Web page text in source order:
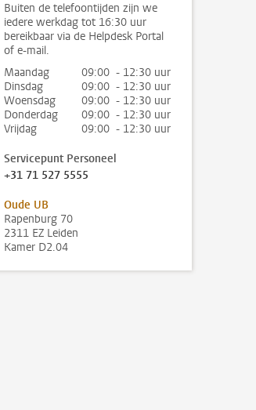
Buiten de telefoontijden zijn we
iedere werkdag tot 16:30 uur
bereikbaar via de Helpdesk Portal
of e-mail.
Maandag
09:00 - 12:30 uur
Dinsdag
09:00 - 12:30 uur
Woensdag
09:00 - 12:30 uur
Donderdag
09:00 - 12:30 uur
Vrijdag
09:00 - 12:30 uur
Servicepunt Personeel
+31 71 527 5555
Oude UB
Rapenburg 70
2311 EZ Leiden
Kamer D2.04